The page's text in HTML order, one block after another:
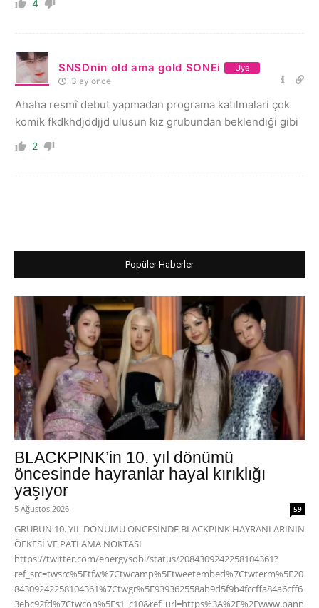
4
SNSDnin old ama gold SONEi Üye
3 ay önce
Ahaha resmî debut yapmadan programa katılmalari çok
komik fkdkhdjddjjd ulusun kız grubundan beklendiği gibi
2
Popüler Haberler
BLACKPINK’in 10. yıl dönümü
öncesinde hayranlar hayal kırıklığı
yaşıyor
5 Ağustos 2026 59
GRUBUN 10. YIL DÖNÜMÜ ÖNCESİNDE BLACKPINK HAYRANLARININ
ÖFKESİ VE PATLAMA NOKTASI
https://twitter.com/energysobi/status/2084309242258104361?
ref_src=twsrc%5Etfw%7Ctwcamp%5Etweetembed%7Ctwterm%5E20
84309242258104361%7Ctwgr%5E939362558ab9d5f9b4fccffa84a6cff6
3ebc92fd%7Ctwcon%5Es1_c10&ref_url=https%3A%2F%2Fwww.pann